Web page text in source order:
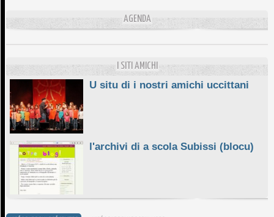
10/06/2026
AGENDA
I SITI AMICHI
U situ di i nostri amichi uccittani
l'archivi di a scola Subissi (blocu)